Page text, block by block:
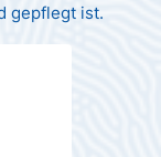
gepflegt ist.